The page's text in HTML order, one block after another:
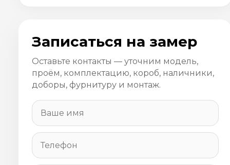
Записаться на замер
Оставьте контакты — уточним модель,
проём, комплектацию, короб, наличники,
доборы, фурнитуру и монтаж.